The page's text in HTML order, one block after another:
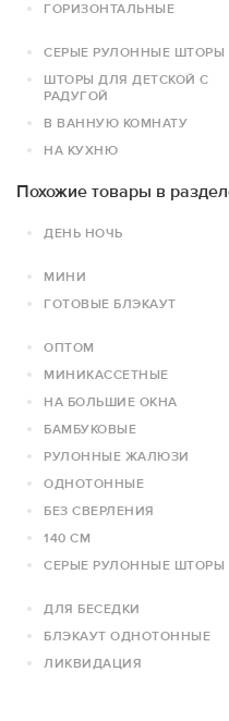
ГОРИЗОНТАЛЬНЫЕ
СЕРЫЕ РУЛОННЫЕ ШТОРЫ
ШТОРЫ ДЛЯ ДЕТСКОЙ С
РАДУГОЙ
В ВАННУЮ КОМНАТУ
НА КУХНЮ
Похожие товары в
ДЕНЬ НОЧЬ
МИНИ
ГОТОВЫЕ БЛЭКАУТ
ОПТОМ
МИНИКАССЕТНЫЕ
НА БОЛЬШИЕ ОКНА
БАМБУКОВЫЕ
РУЛОННЫЕ ЖАЛЮЗИ
ОДНОТОННЫЕ
БЕЗ СВЕРЛЕНИЯ
140 СМ
СЕРЫЕ РУЛОННЫЕ ШТОРЫ
ДЛЯ БЕСЕДКИ
БЛЭКАУТ ОДНОТОННЫЕ
ЛИКВИДАЦИЯ